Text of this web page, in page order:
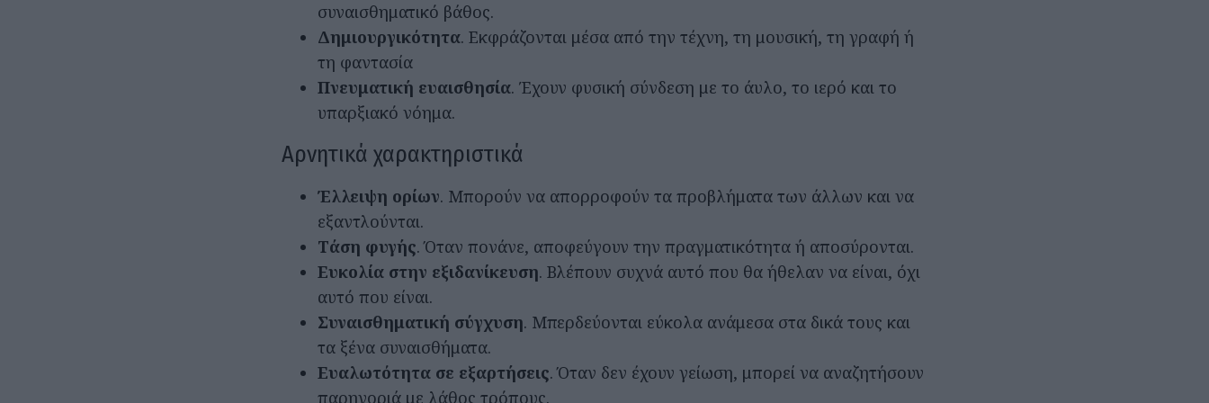
συναισθηματικό βάθος.
Δημιουργικότητα. Εκφράζονται μέσα από την τέχνη, τη μουσική, τη γραφή ή
τη φαντασία
Πνευματική ευαισθησία. Έχουν φυσική σύνδεση με το άυλο, το ιερό και το
υπαρξιακό νόημα.
Αρνητικά χαρακτηριστικά
Έλλειψη ορίων. Μπορούν να απορροφούν τα προβλήματα των άλλων και να
εξαντλούνται.
Τάση φυγής. Όταν πονάνε, αποφεύγουν την πραγματικότητα ή αποσύρονται.
Ευκολία στην εξιδανίκευση. Βλέπουν συχνά αυτό που θα ήθελαν να είναι, όχι
αυτό που είναι.
Συναισθηματική σύγχυση. Μπερδεύονται εύκολα ανάμεσα στα δικά τους και
τα ξένα συναισθήματα.
Ευαλωτότητα σε εξαρτήσεις. Όταν δεν έχουν γείωση, μπορεί να αναζητήσουν
παρηγοριά με λάθος τρόπους.